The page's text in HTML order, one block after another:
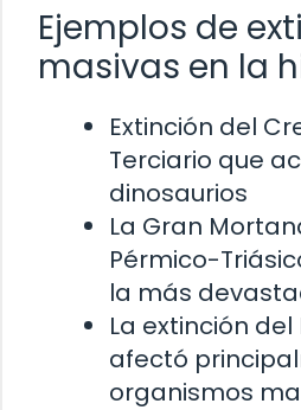
Ejemplos de
masivas en la
Extinción del
Terciario que
dinosaurios
La Gran
Pérmico-
la más
La extinción
afectó
organismos